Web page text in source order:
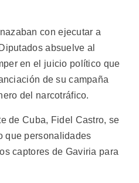
con ejecutar a
absuelve al
en el juicio político que
de su campaña
del narcotráfico.
de Cuba, Fidel Castro, se
que personalidades
captores de Gaviria para